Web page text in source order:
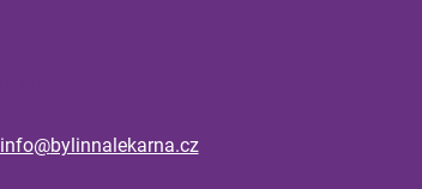
info@bylinnalekarna.cz